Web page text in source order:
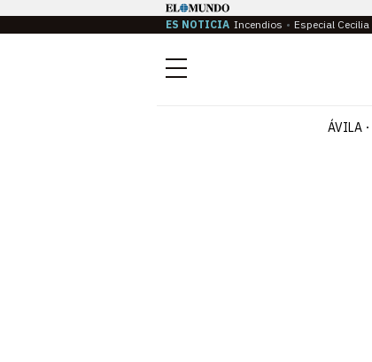
ES NOTICIA Incendios Especial Cecilia
Menú
ÁVILA